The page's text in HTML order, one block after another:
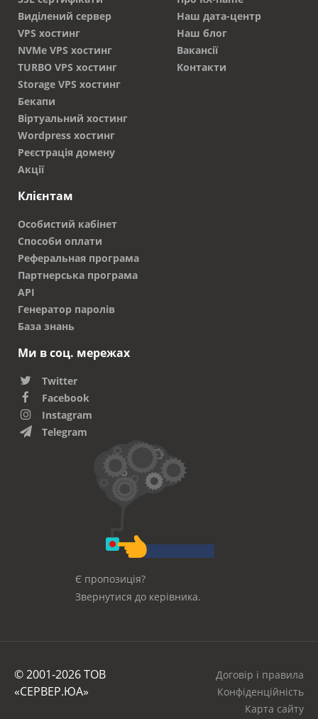
Виділений сервер
VPS хостинг
NVMe VPS хостинг
TURBO VPS хостинг
Storage VPS хостинг
Бекапи
Віртуальний хостинг
Wordpress хостинг
Реєстрація домену
Акції
Наш дата-центр
Наш блог
Вакансії
Контакти
Клієнтам
Особистий кабінет
Способи оплати
Реферальная програма
Партнерська програма
API
Генератор паролів
База знань
Ми в соц. мережах
Twitter
Facebook
Instagram
Telegram
Є пропозиція?
Звернутися до керівника.
© 2001-2026 ТОВ
«СЕРВЕР.ЮА»
Договір і правила
Конфіденційність
Карта сайту